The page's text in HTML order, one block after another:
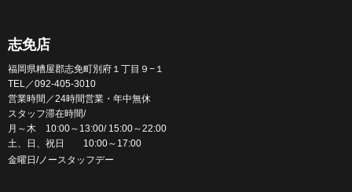
志免店
福岡県糟屋郡志免町別府１丁目９−１
TEL／092-405-3010
営業時間／24時間営業・年中無休
スタッフ滞在時間/
月～木 10:00～13:00/ 15:00～22:00
土、日、祝日 10:00～17:00
金曜日/ノースタッフデー